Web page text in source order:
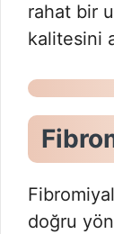
rahat bir
kalitesini
doğru